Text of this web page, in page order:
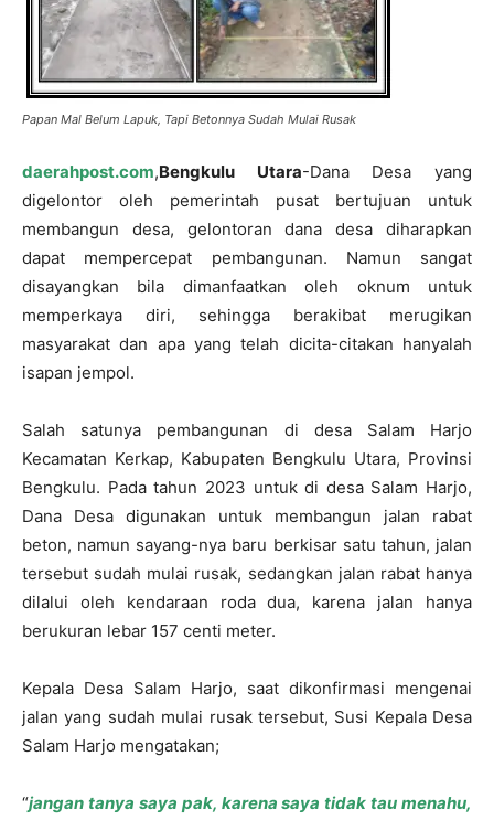
Papan Mal Belum Lapuk, Tapi Betonnya Sudah Mulai Rusak
daerahpost.com,Bengkulu Utara-Dana Desa yang
digelontor oleh pemerintah pusat bertujuan untuk
membangun desa, gelontoran dana desa diharapkan
dapat mempercepat pembangunan. Namun sangat
disayangkan bila dimanfaatkan oleh oknum untuk
memperkaya diri, sehingga berakibat merugikan
masyarakat dan apa yang telah dicita-citakan hanyalah
isapan jempol.
Salah satunya pembangunan di desa Salam Harjo
Kecamatan Kerkap, Kabupaten Bengkulu Utara, Provinsi
Bengkulu. Pada tahun 2023 untuk di desa Salam Harjo,
Dana Desa digunakan untuk membangun jalan rabat
beton, namun sayang-nya baru berkisar satu tahun, jalan
tersebut sudah mulai rusak, sedangkan jalan rabat hanya
dilalui oleh kendaraan roda dua, karena jalan hanya
berukuran lebar 157 centi meter.
Kepala Desa Salam Harjo, saat dikonfirmasi mengenai
jalan yang sudah mulai rusak tersebut, Susi Kepala Desa
Salam Harjo mengatakan;
“jangan tanya saya pak, karena saya tidak tau menahu,